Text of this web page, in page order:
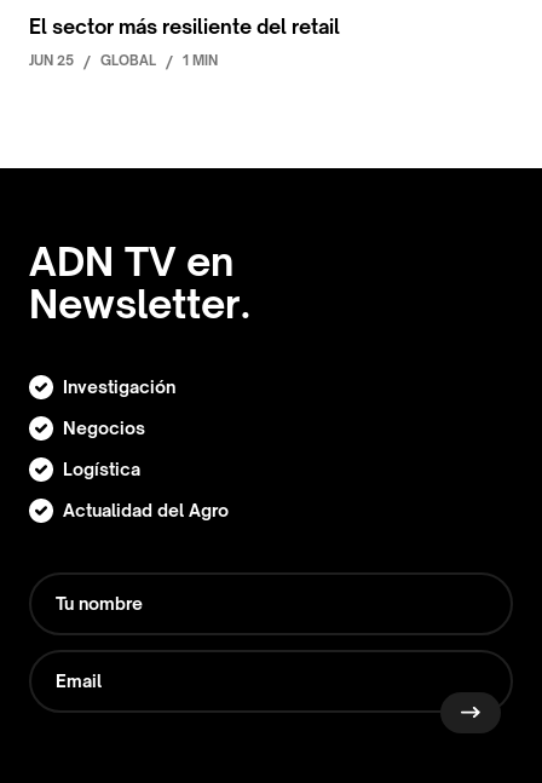
El sector más resiliente del retail
JUN 25 / GLOBAL / 1 MIN
ADN TV en
Newsletter.
Investigación
Negocios
Logística
Actualidad del Agro